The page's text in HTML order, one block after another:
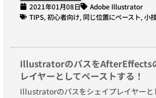
2021年01月08日
Adobe Illustrator
TIPS, 初心者向け, 同じ位置にペースト, 小
IllustratorのパスをAfterEffects
レイヤーとしてペーストする！
Illustratorのパスをシェイプレイヤーと